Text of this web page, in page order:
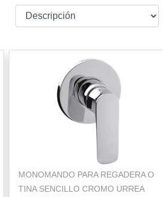
MONOMANDO PARA REGADERA O
TINA SENCILLO CROMO URREA